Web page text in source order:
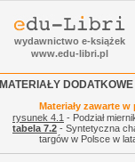
wydawnictwo e-książek
www.edu-libri.pl
MATERIAŁY DODATKOWE
Materiały zawarte
rysunek 4.1 - Podział
tabela 7.2 - Syntetyczna
targów w Polsce w